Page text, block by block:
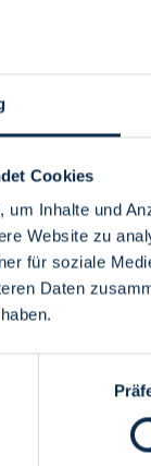
Cookies
um Inhalte und
Website zu
für soziale
Daten